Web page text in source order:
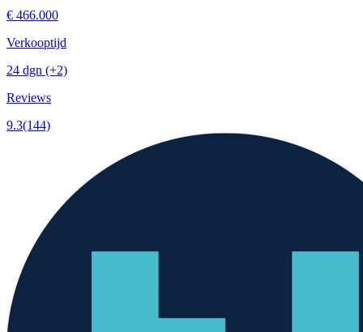
€ 466.000
Verkooptijd
24 dgn (+2)
Reviews
9.3(144)